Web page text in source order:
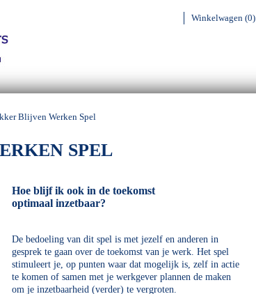
Winkelwagen (0)
Blijven Werken Spel
SPEL
Hoe blijf ik ook in de toekomst
optimaal inzetbaar?
De bedoeling van dit spel is met jezelf en anderen in
gesprek te gaan over de toekomst van je werk. Het spel
stimuleert je, op punten waar dat mogelijk is, zelf in actie
te komen of samen met je werkgever plannen de maken
om je inzetbaarheid (verder) te vergroten.